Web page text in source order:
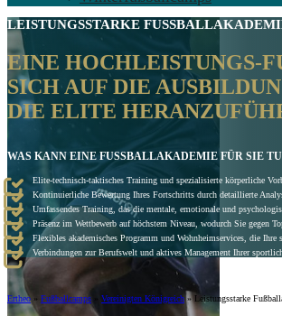
LEISTUNGSSTARKE
EINE HOCHLEISTUNGS-
ICH AUF DIE
IE ELITE
WAS KANN EINE FUSSBALLAKADEMIE FÜR SIE
Elite-technisch-taktisches Training und spezialisierte körperliche
Kontinuierliche Bewertung Ihres Fortschritts durch detaillierte
Umfassendes Training, das die mentale, emotionale und
Präsenz im Wettbewerb auf höchstem Niveau, wodurch Sie gegen
Flexibles akademisches Programm und Wohnheimservices, die
Verbindungen zur Berufswelt und aktives Management Ihrer
Ertheo » Fußballcamps Vereinigten Königreich »Leistungsstarke